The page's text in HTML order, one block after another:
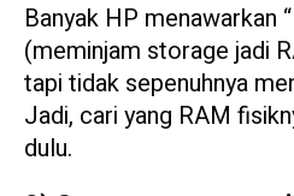
Banyak HP menawarkan
(meminjam storage jadi
tapi tidak sepenuhnya
Jadi, cari yang RAM
dulu.